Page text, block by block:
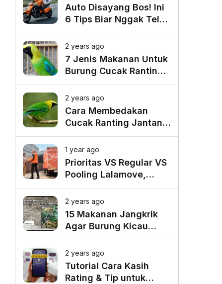
Auto Disayang Bos! Ini
6 Tips Biar Nggak Telat
Datang ke Kantor
2 years ago
7 Jenis Makanan Untuk
Burung Cucak Ranting
Agar Gacor
2 years ago
Cara Membedakan
Cucak Ranting Jantan
Dan Betina
1 year ago
Prioritas VS Regular VS
Pooling Lalamove,
Mana yang Paling
Cocok untuk Kebutuhan
Anda?
2 years ago
15 Makanan Jangkrik
Agar Burung Kicau
Tampil Maksimal
2 years ago
Tutorial Cara Kasih
Rating & Tip untuk